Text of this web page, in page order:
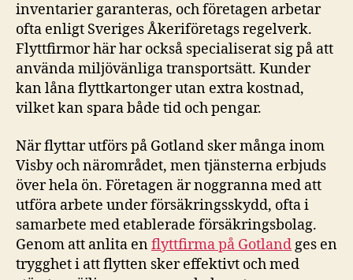
inventarier garanteras, och företagen arbetar
ofta enligt Sveriges Åkeriföretags regelverk.
Flyttfirmor här har också specialiserat sig på att
använda miljövänliga transportsätt. Kunder
kan låna flyttkartonger utan extra kostnad,
vilket kan spara både tid och pengar.
När flyttar utförs på Gotland sker många inom
Visby och närområdet, men tjänsterna erbjuds
över hela ön. Företagen är noggranna med att
utföra arbete under försäkringsskydd, ofta i
samarbete med etablerade försäkringsbolag.
Genom att anlita enflyttfirma på Gotland ges en
trygghet i att flytten sker effektivt och med